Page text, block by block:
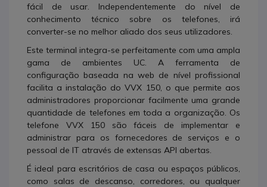
fácil de usar. Independentemente do nível de
conhecimento técnico sobre os telefones, irá
converter-se no melhor aliado dos seus utilizadores.
Este terminal integra-se perfeitamente com uma ampla
gama de ambientes UC. A ferramenta de
configuração baseada na web de nível profissional
facilita a instalação do VVX 150, o que permite aos
administradores proporcionar facilmente uma grande
quantidade de telefones em toda a organização. Os
telefone VVX 150 são fáceis de implementar e
administrar para os fornecedores de serviços e o
pessoal de IT através de extensas API abertas.
É ideal para escritórios de casa ou espaços públicos,
como salas de descanso, corredores, ou qualquer